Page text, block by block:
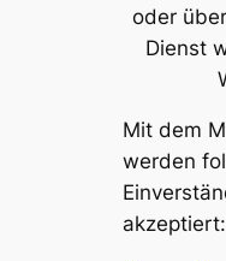
oder
Dienst
Mit dem
werden
akzeptiert: